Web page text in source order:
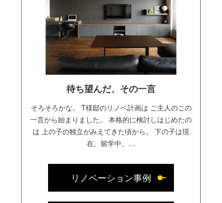
待ち望んだ、その一言
そろそろかな。 T様邸のリノベ計画は ご主人のこの
一言から始まりました。 本格的に検討しはじめたの
は 上の子の独立がみえてきた頃から。 下の子は現
在、留学中。…
リノベーション事例